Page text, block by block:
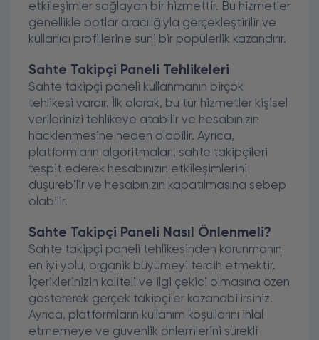
etkileşimler sağlayan bir hizmettir. Bu hizmetler
genellikle botlar aracılığıyla gerçekleştirilir ve
kullanıcı profillerine suni bir popülerlik kazandırır.
Sahte Takipçi Paneli Tehlikeleri
Sahte takipçi paneli kullanmanın birçok
tehlikesi vardır. İlk olarak, bu tür hizmetler kişisel
verilerinizi tehlikeye atabilir ve hesabınızın
hacklenmesine neden olabilir. Ayrıca,
platformların algoritmaları, sahte takipçileri
tespit ederek hesabınızın etkileşimlerini
düşürebilir ve hesabınızın kapatılmasına sebep
olabilir.
Sahte Takipçi Paneli Nasıl Önlenmeli?
Sahte takipçi paneli tehlikesinden korunmanın
en iyi yolu, organik büyümeyi tercih etmektir.
İçeriklerinizin kaliteli ve ilgi çekici olmasına özen
göstererek gerçek takipçiler kazanabilirsiniz.
Ayrıca, platformların kullanım koşullarını ihlal
etmemeye ve güvenlik önlemlerini sürekli